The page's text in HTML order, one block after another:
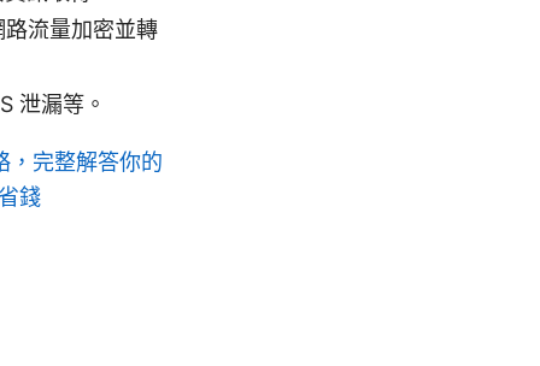
流量加密並轉
泄漏等。
，完整解答你的
錢